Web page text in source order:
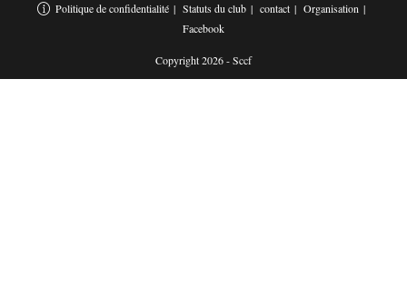
Politique de confidentialité Statuts du club contact
Organisation
Facebook
Copyright 2026 - Sccf